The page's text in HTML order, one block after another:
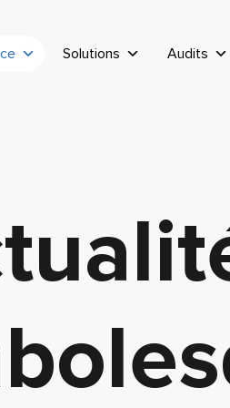
Solutions Audits